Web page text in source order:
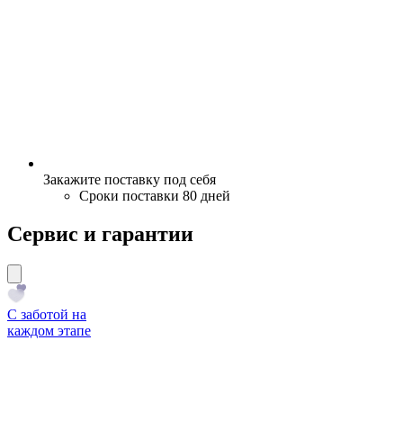
Закажите поставку под себя
Сроки поставки 80 дней
Сервис и гарантии
С заботой на
каждом этапе